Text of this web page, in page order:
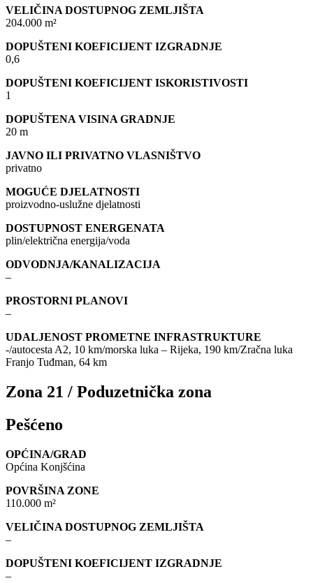
VELIČINA DOSTUPNOG ZEMLJIŠTA
204.000 m²
DOPUŠTENI KOEFICIJENT IZGRADNJE
0,6
DOPUŠTENI KOEFICIJENT ISKORISTIVOSTI
1
DOPUŠTENA VISINA GRADNJE
20 m
JAVNO ILI PRIVATNO VLASNIŠTVO
privatno
MOGUĆE DJELATNOSTI
proizvodno-uslužne djelatnosti
DOSTUPNOST ENERGENATA
plin/električna energija/voda
ODVODNJA/KANALIZACIJA
–
PROSTORNI PLANOVI
–
UDALJENOST PROMETNE INFRASTRUKTURE
-/autocesta A2, 10 km/morska luka – Rijeka, 190 km/Zračna luka
Franjo Tuđman, 64 km
Zona 21 / Poduzetnička zona
Pešćeno
OPĆINA/GRAD
Općina Konjšćina
POVRŠINA ZONE
110.000 m²
VELIČINA DOSTUPNOG ZEMLJIŠTA
–
DOPUŠTENI KOEFICIJENT IZGRADNJE
–